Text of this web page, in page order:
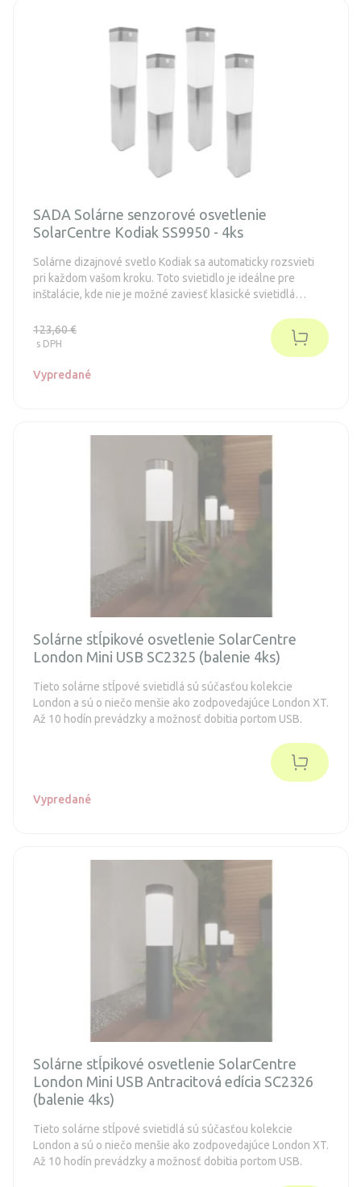
SADA Solárne senzorové osvetlenie
SolarCentre Kodiak SS9950 - 4ks
Solárne dizajnové svetlo Kodiak sa automaticky rozsvieti
pri každom vašom kroku. Toto svietidlo je ideálne pre
inštalácie, kde nie je možné zaviesť klasické svietidlá
123,60 €
s DPH
Vypredané
Solárne stĺpikové osvetlenie SolarCentre
London Mini USB SC2325 (balenie 4ks)
Tieto solárne stĺpové svietidlá sú súčasťou kolekcie
London a sú o niečo menšie ako zodpovedajúce London XT.
Až 10 hodín prevádzky a možnosť dobitia portom USB.
Vypredané
Solárne stĺpikové osvetlenie SolarCentre
London Mini USB Antracitová edícia SC2326
(balenie 4ks)
Tieto solárne stĺpové svietidlá sú súčasťou kolekcie
London a sú o niečo menšie ako zodpovedajúce London XT.
Až 10 hodín prevádzky a možnosť dobitia portom USB.